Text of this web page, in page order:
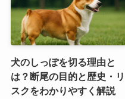
犬のしっぽを切る理由と
は？断尾の目的と歴史・リ
スクをわかりやすく解説